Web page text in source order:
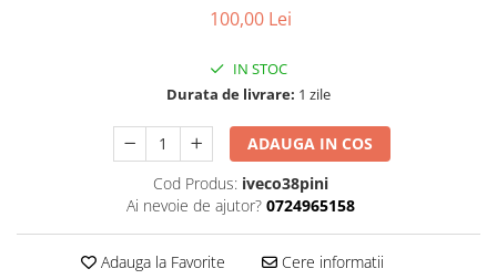
100,00 Lei
IN STOC
Durata de livrare: 1 zile
ADAUGA IN COS
Cod Produs: iveco38pini
Ai nevoie de ajutor? 0724965158
Adauga la Favorite Cere informatii